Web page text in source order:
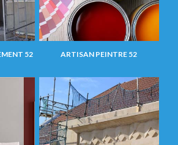
52 ARTISAN PEINTRE 52